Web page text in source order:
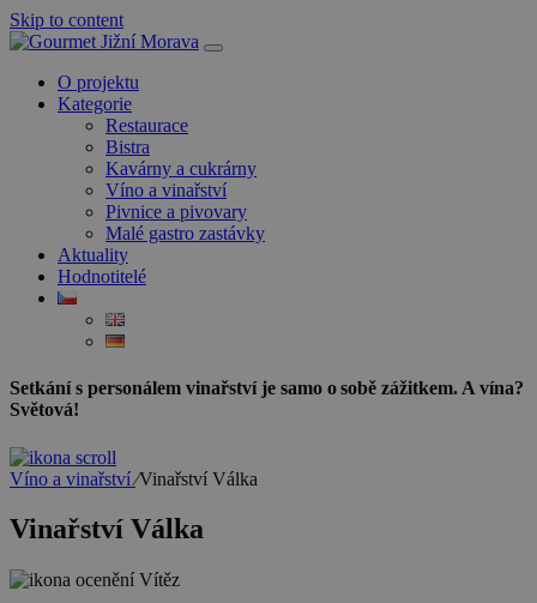
Skip to content
O projektu
Kategorie
Restaurace
Bistra
Kavárny a cukrárny
Víno a vinařství
Pivnice a pivovary
Malé gastro zastávky
Aktuality
Hodnotitelé
Setkání s personálem vinařství je samo o sobě zážitkem. A vína?
Světová!
Víno a vinařství⁄Vinařství Válka
Vinařství Válka
Vítěz